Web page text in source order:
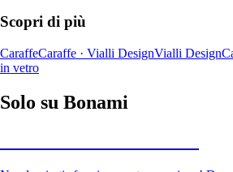
Scopri di più
CaraffeCaraffe · Vialli DesignVialli Design
in vetro
Solo su Bonami